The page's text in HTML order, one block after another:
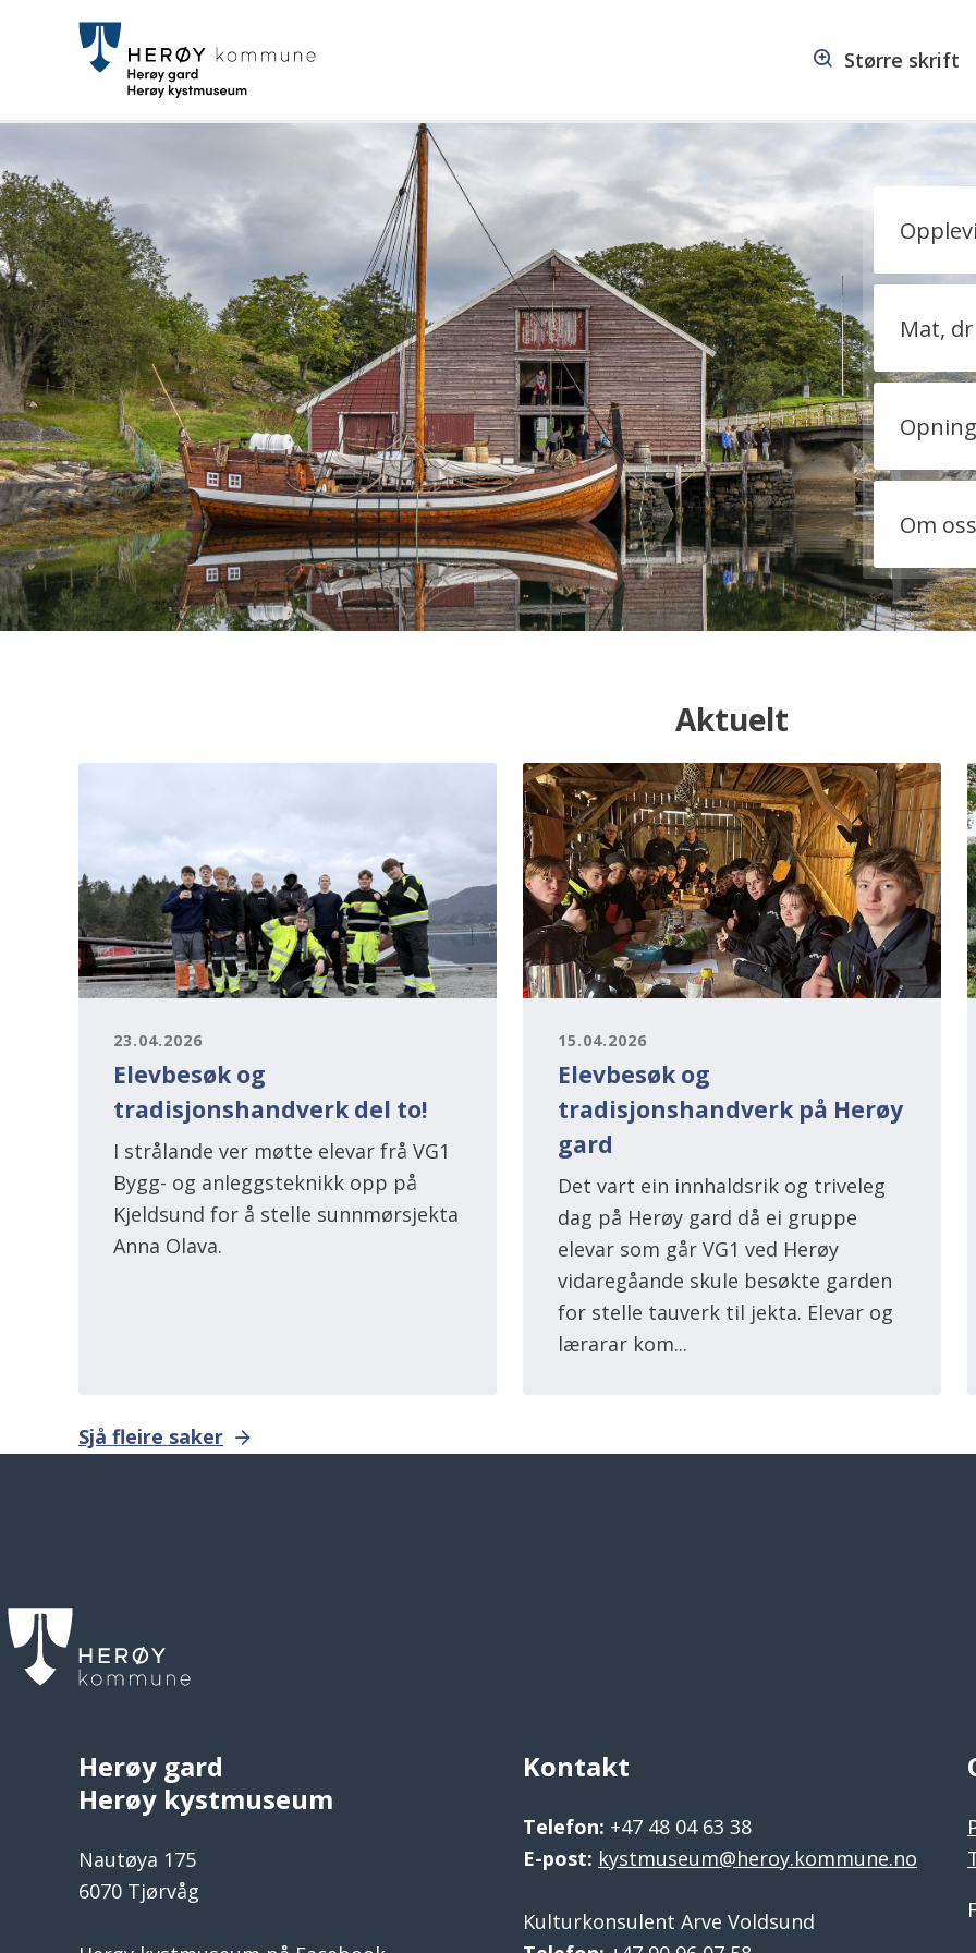
og
Herøy
kystmuseum
Større skrift
Mat,
Om oss
Aktuelt
23.04.2026
Elevbesøk og
tradisjonshandverk del to!
I strålande ver møtte elevar frå VG1
Bygg- og anleggsteknikk opp på
Kjeldsund for å stelle sunnmørsjekta
Anna Olava.
15.04.2026
Elevbesøk og
tradisjonshandverk på Herøy
gard
Det vart ein innhaldsrik og triveleg
dag på Herøy gard då ei gruppe
elevar som går VG1 ved Herøy
vidaregåande skule besøkte garden
for stelle tauverk til jekta. Elevar og
lærarar kom...
Sjå fleire saker
Herøy gard
Herøy kystmuseum
Nautøya 175
6070 Tjørvåg
Kontakt
Telefon: +47 48 04 63 38
E-post: kystmuseum@heroy.kommune.no
Kulturkonsulent Arve Voldsund